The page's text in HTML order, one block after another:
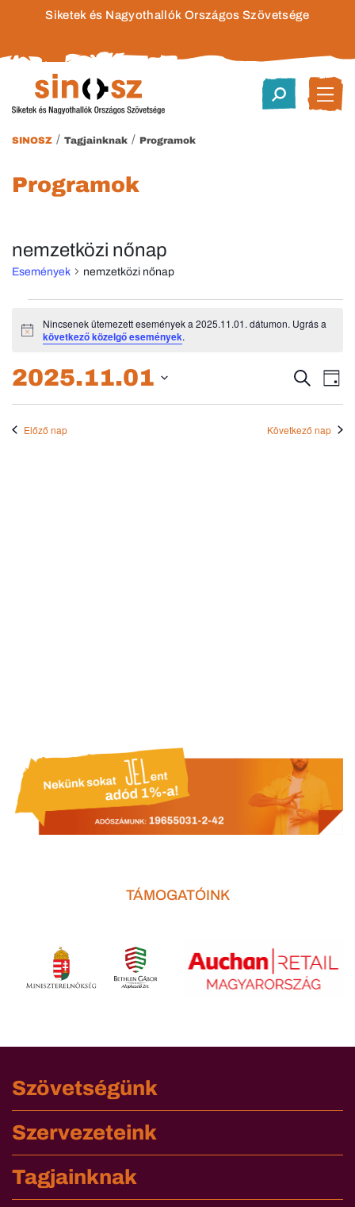
Siketek és Nagyothallók Országos Szövetsége
SINOSZ / Tagjainknak / Programok
Programok
nemzetközi nőnap
Események nemzetközi nőnap
Események
for
2025.11.01.
Notice
Nincsenek ütemezett események a 2025.11.01. dátumon. Ugrás a
következő közelgő események.
és
Keresett
kifejezés
Nap
2025.11.01
Előző nap
Következő nap
TÁMOGATÓINK
Szövetségünk
Szervezeteink
Tagjainknak